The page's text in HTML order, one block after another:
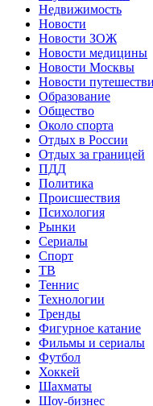
Недвижимость
Новости
Новости ЗОЖ
Новости медицины
Новости Москвы
Новости
Образование
Общество
Около спорта
Отдых в России
Отдых за границей
ПДД
Политика
Происшествия
Психология
Рынки
Сериалы
Спорт
ТВ
Теннис
Технологии
Тренды
Фигурное катание
Фильмы и сериалы
Футбол
Хоккей
Шахматы
Шоу-бизнес